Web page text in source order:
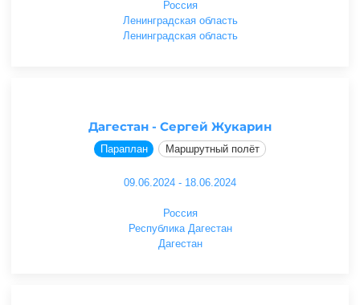
Россия
Ленинградская область
Ленинградская область
Дагестан - Сергей Жукарин
Параплан Маршрутный полёт
09.06.2024 - 18.06.2024
Россия
Республика Дагестан
Дагестан